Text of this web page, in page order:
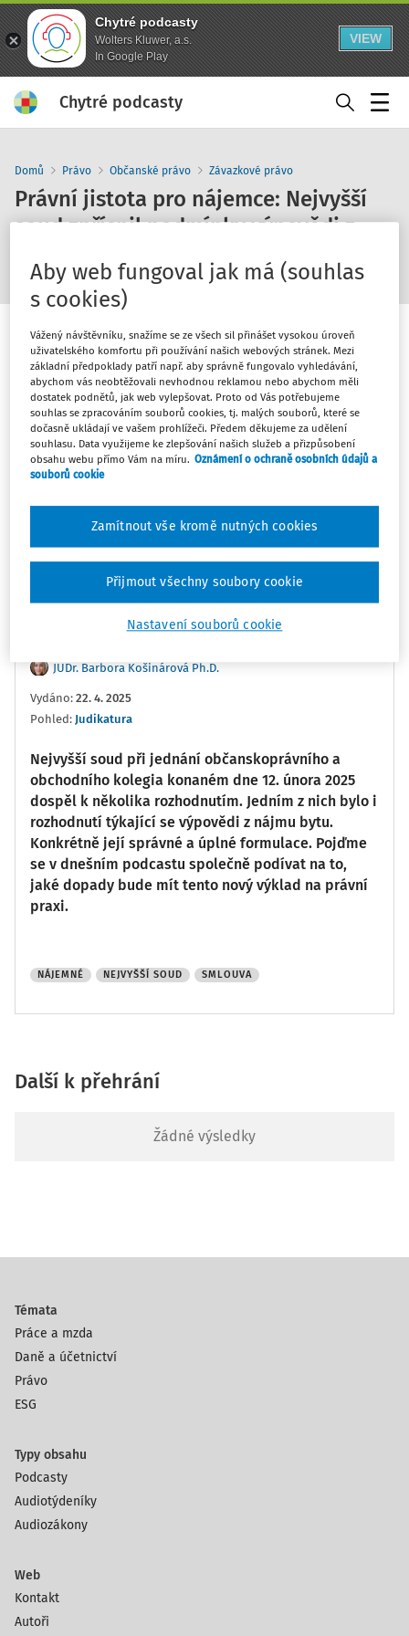
Chytré podcasty
Wolters Kluwer, a.s.
In Google Play
VIEW
Chytré podcasty
Domů Právo Občanské právo Závazkové právo
Právní jistota pro nájemce: Nejvyšší
soud zpřísnil podmínky výpovědi z
0:00 08:41
10 30 1x
Poznámka
Náměty
Sledovat
Sdílet
Přepis Související
JUDr. Barbora Košinárová Ph.D.
Vydáno: 22. 4. 2025
Pohled: Judikatura
Nejvyšší soud při jednání občanskoprávního a
obchodního kolegia konaném dne 12. února 2025
dospěl k několika rozhodnutím. Jedním z nich bylo i
rozhodnutí týkající se výpovědi z nájmu bytu.
Konkrétně její správné a úplné formulace. Pojďme
se v dnešním podcastu společně podívat na to,
jaké dopady bude mít tento nový výklad na právní
praxi.
NÁJEMNÉ NEJVYŠŠÍ SOUD SMLOUVA
Další k přehrání
Žádné výsledky
Témata
Práce a mzda
Daně a účetnictví
Právo
ESG
Typy obsahu
Podcasty
Audiotýdeníky
Audiozákony
Web
Kontakt
Autoři
Aby web fungoval jak má (souhlas
s cookies)
Vážený návštěvníku, snažíme se ze všech sil přinášet vysokou úroveň
uživatelského komfortu při používání našich webových stránek. Mezi
základní předpoklady patří např. aby správně fungovalo vyhledávání,
abychom vás neobtěžovali nevhodnou reklamou nebo abychom měli
dostatek podnětů, jak web vylepšovat. Proto od Vás potřebujeme
souhlas se zpracováním souborů cookies, tj. malých souborů, které se
dočasně ukládají ve vašem prohlížeči. Předem děkujeme za udělení
souhlasu. Data využijeme ke zlepšování našich služeb a přizpůsobení
obsahu webu přímo Vám na míru. Oznámení o ochraně osobních údajů a
souborů cookie
Nastavení souborů cookie
Zamítnout vše kromě nutných cookies
Přijmout všechny soubory cookie